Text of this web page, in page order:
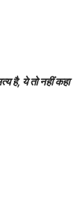
है, ये तो नहीं कहा